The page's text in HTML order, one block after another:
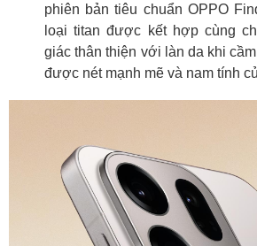
phiên bản tiêu chuẩn OPPO
loại titan được kết hợp cùng
giác thân thiện với làn da khi
được nét mạnh mẽ và nam tính